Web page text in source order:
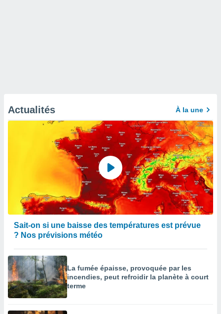
Actualités À la une
Sait-on si une baisse des températures est prévue
? Nos prévisions météo
La fumée épaisse, provoquée par les
incendies, peut refroidir la planète à court
terme